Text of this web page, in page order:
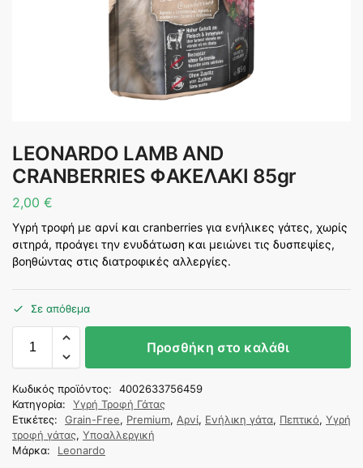
LEONARDO LAMB AND
CRANBERRIES ΦΑΚΕΛΑΚΙ 85gr
2,00 €
Υγρή τροφή με αρνί και cranberries για ενήλικες γάτες, χωρίς
σιτηρά, προάγει την ενυδάτωση και μειώνει τις δυσπεψίες,
βοηθώντας στις διατροφικές αλλεργίες.
Σε απόθεμα
Προσθήκη στο καλάθι
Κωδικός προϊόντος:
4002633756459
Κατηγορία:
Υγρή Τροφή Γάτας
Ετικέτες:
Grain-Free, Premium, Αρνί, Ενήλικη γάτα, Πεπτικό, Υγρή
τροφή γάτας, Υποαλλεργική
Μάρκα:
Leonardo